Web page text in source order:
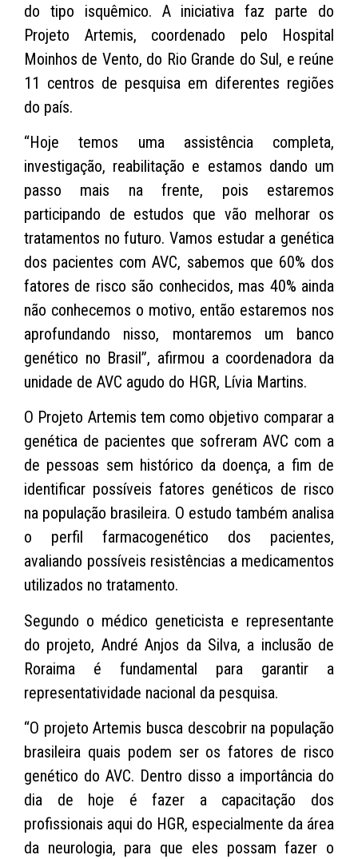
do tipo isquêmico. A iniciativa faz parte do
Projeto Artemis, coordenado pelo Hospital
Moinhos de Vento, do Rio Grande do Sul, e reúne
11 centros de pesquisa em diferentes regiões
do país.
“Hoje temos uma assistência completa,
investigação, reabilitação e estamos dando um
passo mais na frente, pois estaremos
participando de estudos que vão melhorar os
tratamentos no futuro. Vamos estudar a genética
dos pacientes com AVC, sabemos que 60% dos
fatores de risco são conhecidos, mas 40% ainda
não conhecemos o motivo, então estaremos nos
aprofundando nisso, montaremos um banco
genético no Brasil”, afirmou a coordenadora da
unidade de AVC agudo do HGR, Lívia Martins.
O Projeto Artemis tem como objetivo comparar a
genética de pacientes que sofreram AVC com a
de pessoas sem histórico da doença, a fim de
identificar possíveis fatores genéticos de risco
na população brasileira. O estudo também analisa
o perfil farmacogenético dos pacientes,
avaliando possíveis resistências a medicamentos
utilizados no tratamento.
Segundo o médico geneticista e representante
do projeto, André Anjos da Silva, a inclusão de
Roraima é fundamental para garantir a
representatividade nacional da pesquisa.
“O projeto Artemis busca descobrir na população
brasileira quais podem ser os fatores de risco
genético do AVC. Dentro disso a importância do
dia de hoje é fazer a capacitação dos
profissionais aqui do HGR, especialmente da área
da neurologia, para que eles possam fazer o